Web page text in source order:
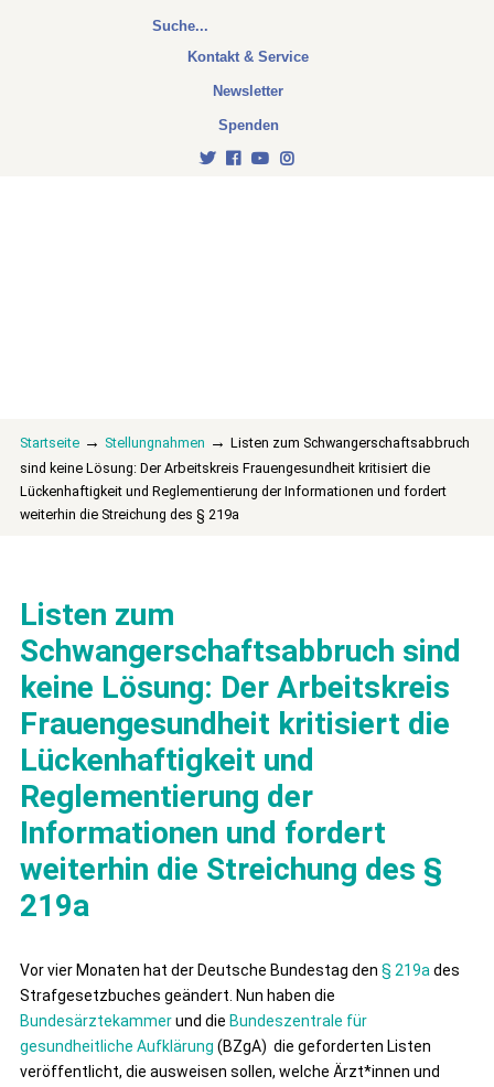
Kontakt & Service
Newsletter
Spenden
Startseite → Stellungnahmen → Listen zum Schwangerschaftsabbruch
sind keine Lösung: Der Arbeitskreis Frauengesundheit kritisiert die
Lückenhaftigkeit und Reglementierung der Informationen und fordert
weiterhin die Streichung des § 219a
Listen zum
Schwangerschaftsabbruch sind
keine Lösung: Der Arbeitskreis
Frauengesundheit kritisiert die
Lückenhaftigkeit und
Reglementierung der
Informationen und fordert
weiterhin die Streichung des §
219a
Vor vier Monaten hat der Deutsche Bundestag den § 219a des
Strafgesetzbuches geändert. Nun haben die
Bundesärztekammerund die Bundeszentrale für
gesundheitliche Aufklärung (BZgA) die geforderten Listen
veröffentlicht, die ausweisen sollen, welche Ärzt*innen und